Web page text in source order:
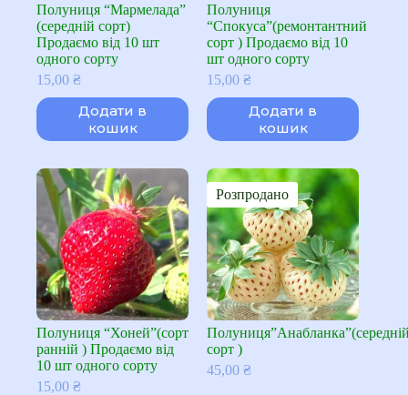
Полуниця “Мармелада”
(середній сорт)
Продаємо від 10 шт
одного сорту
15,00 ₴
Додати в
кошик
Полуниця
“Спокуса”(ремонтантний
сорт ) Продаємо від 10
шт одного сорту
15,00₴
Додати в
кошик
Полуниця “Хоней”(сорт
ранній ) Продаємо від
10 шт одного сорту
15,00 ₴
Розпродано
сорт )
45,00₴